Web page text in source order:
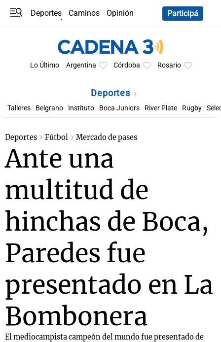
Deportes Caminos
Opinión
Participá
Lo Último Argentina Córdoba Rosario
Deportes
Talleres Belgrano Instituto Boca Juniors River Plate Rugby
Deportes Fútbol Mercado de pases
Ante una
multitud de
hinchas de Boca,
Paredes fue
presentado en La
Bombonera
El mediocampista campeón del mundo fue presentado de